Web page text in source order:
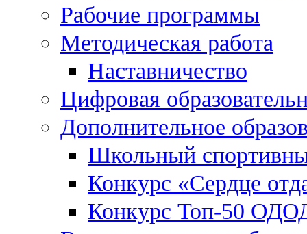
Рабочие программы
Методическая работа
Наставничество
Цифровая
Дополнительное
Школьный
Конкурс «Сердце
Конкурс Топ-50